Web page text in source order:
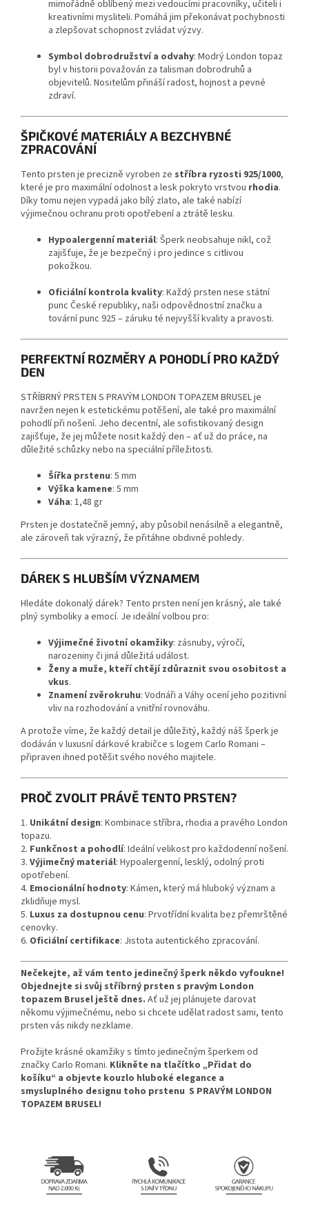
mimořádně oblíbený mezi vedoucími pracovníky, učiteli i
kreativními mysliteli. Pomáhá jim překonávat pochybnosti
a zlepšovat schopnost zvládat výzvy.
Symbol dobrodružství a odvahy: Modrý London topaz
byl v historii považován za talisman dobrodruhů a
objevitelů. Nositelům přináší radost, hojnost a pevné
zdraví.
ŠPIČKOVÉ MATERIÁLY A BEZCHYBNÉ
ZPRACOVÁNÍ
Tento prsten je precizně vyroben ze stříbra ryzosti 925/1000,
které je pro maximální odolnost a lesk pokryto vrstvou rhodia.
Díky tomu nejen vypadá jako bílý zlato, ale také nabízí
výjimečnou ochranu proti opotřebení a ztrátě lesku.
Hypoalergenní materiál: Šperk neobsahuje nikl, což
zajišťuje, že je bezpečný i pro jedince s citlivou
pokožkou.
Oficiální kontrola kvality: Každý prsten nese státní
punc České republiky, naši odpovědnostní značku a
tovární punc 925 – záruku té nejvyšší kvality a pravosti.
PERFEKTNÍ ROZMĚRY A POHODLÍ PRO KAŽDÝ
DEN
STŘÍBRNÝ PRSTEN S PRAVÝM LONDON TOPAZEM BRUSELje
navržen nejen k estetickému potěšení, ale také pro maximální
pohodlí při nošení. Jeho decentní, ale sofistikovaný design
zajišťuje, že jej můžete nosit každý den – ať už do práce, na
důležité schůzky nebo na speciální příležitosti.
Šířka prstenu: 5 mm
Výška kamene: 5 mm
Váha: 1,48 gr
Prsten je dostatečně jemný, aby působil nenásilně a elegantně,
ale zároveň tak výrazný, že přitáhne obdivné pohledy.
DÁREK S HLUBŠÍM VÝZNAMEM
Hledáte dokonalý dárek? Tento prsten není jen krásný, ale také
plný symboliky a emocí. Je ideální volbou pro:
Výjimečné životní okamžiky: zásnuby, výročí,
narozeniny či jiná důležitá událost.
Ženy a muže, kteří chtějí zdůraznit svou osobitost a
vkus.
Znamení zvěrokruhu: Vodnáři a Váhy ocení jeho pozitivní
vliv na rozhodování a vnitřní rovnováhu.
A protože víme, že každý detail je důležitý, každý náš šperk je
dodáván v luxusní dárkové krabičce s logem Carlo Romani –
připraven ihned potěšit svého nového majitele.
PROČ ZVOLIT PRÁVĚ TENTO PRSTEN?
1. Unikátní design: Kombinace stříbra, rhodia a pravého London
topazu.
2. Funkčnost a pohodlí: Ideální velikost pro každodenní nošení.
3. Výjimečný materiál: Hypoalergenní, lesklý, odolný proti
opotřebení.
4. Emocionální hodnoty: Kámen, který má hluboký význam a
zklidňuje mysl.
5. Luxus za dostupnou cenu: Prvotřídní kvalita bez přemrštěné
cenovky.
6. Oficiální certifikace: Jistota autentického zpracování.
Nečekejte, až vám tento jedinečný šperk někdo vyfoukne!
Objednejte si svůj stříbrný prsten s pravým London
topazem Brusel ještě dnes. Ať už jej plánujete darovat
někomu výjimečnému, nebo si chcete udělat radost sami, tento
prsten vás nikdy nezklame.
Prožijte krásné okamžiky s tímto jedinečným šperkem od
značky Carlo Romani. Klikněte na tlačítko „Přidat do
košíku“ a objevte kouzlo hluboké elegance a
smysluplného designu toho prstenu S PRAVÝM LONDON
TOPAZEM BRUSEL!